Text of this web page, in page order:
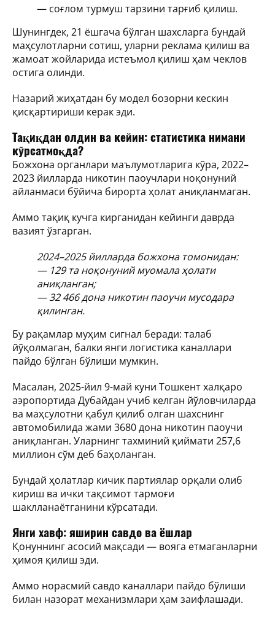
— соғлом турмуш тарзини тарғиб қилиш.
Шунингдек, 21 ёшгача бўлган шахсларга бундай
маҳсулотларни сотиш, уларни реклама қилиш ва
жамоат жойларида истеъмол қилиш ҳам чеклов
остига олинди.
Назарий жиҳатдан бу модел бозорни кескин
қисқартириши керак эди.
Тақиқдан олдин ва кейин: статистика нимани
кўрсатмоқда?
Божхона органлари маълумотларига кўра, 2022–
2023 йилларда никотин паоучлари ноқонуний
айланмаси бўйича бирорта ҳолат аниқланмаган.
Аммо тақиқ кучга кирганидан кейинги даврда
вазият ўзгарган.
2024–2025 йилларда божхона томонидан:
— 129 та ноқонуний муомала ҳолати
аниқланган;
— 32 466 дона никотин паоучи мусодара
қилинган.
Бу рақамлар муҳим сигнал беради: талаб
йўқолмаган, балки янги логистика каналлари
пайдо бўлган бўлиши мумкин.
Масалан, 2025-йил 9-май куни Тошкент халқаро
аэропортида Дубайдан учиб келган йўловчиларда
ва маҳсулотни қабул қилиб олган шахснинг
автомобилида жами 3680 дона никотин паоучи
аниқланган. Уларнинг тахминий қиймати 257,6
миллион сўм деб баҳоланган.
Бундай ҳолатлар кичик партиялар орқали олиб
кириш ва ички тақсимот тармоғи
шаклланаётганини кўрсатади.
Янги хавф: яширин савдо ва ёшлар
Қонуннинг асосий мақсади — вояга етмаганларни
ҳимоя қилиш эди.
Аммо норасмий савдо каналлари пайдо бўлиши
билан назорат механизмлари ҳам заифлашади.